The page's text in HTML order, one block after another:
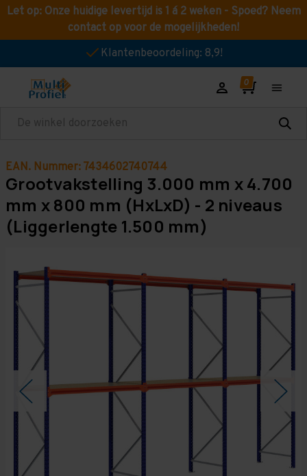
Let op: Onze huidige levertijd is 1 á 2 weken - Spoed? Neem
contact op voor de mogelijkheden!
Klantenbeoordeling: 8,9!
Zoeken
EAN. Nummer: 7434602740744
Grootvakstelling 3.000 mm x 4.700
mm x 800 mm (HxLxD) - 2 niveaus
(Liggerlengte 1.500 mm)